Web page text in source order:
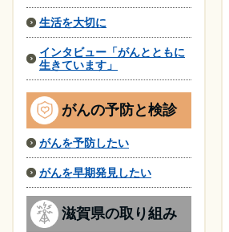
生活を大切に
インタビュー「がんとともに
生きています」
がんの予防と検診
がんを予防したい
がんを早期発見したい
滋賀県の取り組み